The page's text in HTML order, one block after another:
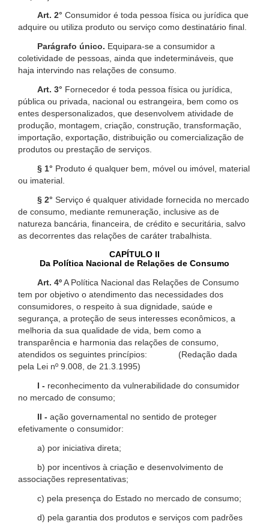
Art. 2° Consumidor é toda pessoa física ou jurídica que
adquire ou utiliza produto ou serviço como destinatário final.
Parágrafo único. Equipara-se a consumidor a
coletividade de pessoas, ainda que indetermináveis, que
haja intervindo nas relações de consumo.
Art. 3° Fornecedor é toda pessoa física ou jurídica,
pública ou privada, nacional ou estrangeira, bem como os
entes despersonalizados, que desenvolvem atividade de
produção, montagem, criação, construção, transformação,
importação, exportação, distribuição ou comercialização de
produtos ou prestação de serviços.
§ 1° Produto é qualquer bem, móvel ou imóvel, material
ou imaterial.
§ 2° Serviço é qualquer atividade fornecida no mercado
de consumo, mediante remuneração, inclusive as de
natureza bancária, financeira, de crédito e securitária, salvo
as decorrentes das relações de caráter trabalhista.
CAPÍTULO II
Da Política Nacional de Relações de Consumo
Art. 4ºA Política Nacional das Relações de Consumo
tem por objetivo o atendimento das necessidades dos
consumidores, o respeito à sua dignidade, saúde e
segurança, a proteção de seus interesses econômicos, a
melhoria da sua qualidade de vida, bem como a
transparência e harmonia das relações de consumo,
atendidos os seguintes princípios: (Redação dada
pela Lei nº 9.008, de 21.3.1995)
I - reconhecimento da vulnerabilidade do consumidor
no mercado de consumo;
II - ação governamental no sentido de proteger
efetivamente o consumidor:
a) por iniciativa direta;
b) por incentivos à criação e desenvolvimento de
associações representativas;
c) pela presença do Estado no mercado de consumo;
d) pela garantia dos produtos e serviços com padrões